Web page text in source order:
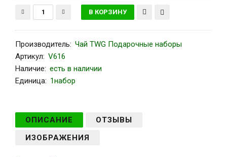
Производитель: Чай TWG Подарочные наборы
Артикул: V616
Наличие: есть в наличии
Единица: 1набор
ОПИСАНИЕ
ОТЗЫВЫ
ИЗОБРАЖЕНИЯ